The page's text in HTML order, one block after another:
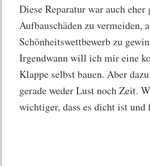
Diese Reparatur war auch eher
Aufbauschäden zu vermeiden,
Schönheitswettbewerb zu
Irgendwann will ich mir eine
Klappe selbst bauen. Aber
gerade weder Lust noch Zeit.
wichtiger, dass es dicht ist